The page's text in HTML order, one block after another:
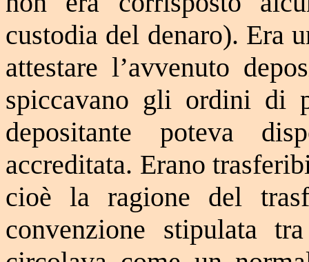
custodia del denaro). Era
attestare l’avvenuto
spiccavano gli ordini di
depositante poteva
accreditata. Erano
cioè la ragione del
convenzione stipulata